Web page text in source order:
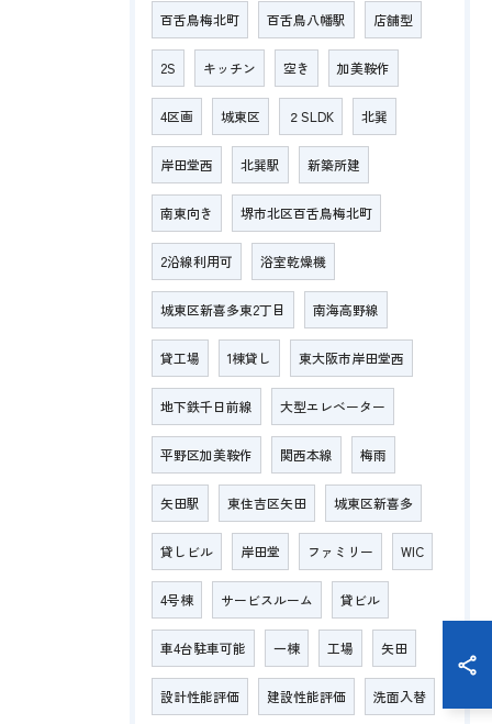
百舌鳥梅北町 百舌鳥八幡駅 店舗型
2S キッチン 空き 加美鞍作
4区画 城東区 ２SLDK 北巽
岸田堂西 北巽駅 新築所建
南東向き 堺市北区百舌鳥梅北町
2沿線利用可 浴室乾燥機
城東区新喜多東2丁目 南海高野線
貸工場 1棟貸し 東大阪市岸田堂西
地下鉄千日前線 大型エレベーター
平野区加美鞍作 関西本線 梅雨
矢田駅 東住吉区矢田 城東区新喜多
貸しビル 岸田堂 ファミリー WIC
4号棟 サービスルーム 貸ビル
車4台駐車可能 一棟 工場 矢田
設計性能評価 建設性能評価 洗面入替